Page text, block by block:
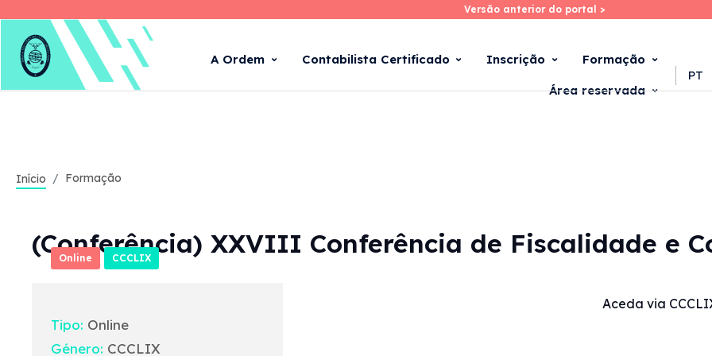
Skip
main
Versão anterior do portal >
Versão anterior do portal >
A Ordem Contabilista Certificado Inscrição Formação
Área reservada
PT
Início Formação
Online CCCLIX
(Conferência) XXVIII Conferência de Fiscalidade e
Tipo: Online
Género: CCCLIX
Aceda via